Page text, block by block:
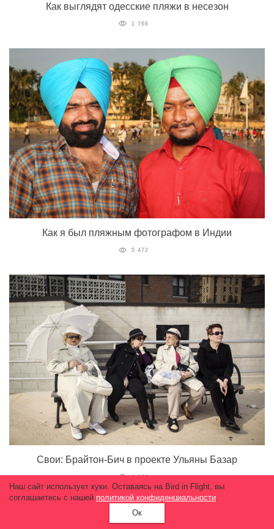
Как выглядят одесские пляжи в несезон
1 766
Как я был пляжным фотографом в Индии
5 472
Свои: Брайтон-Бич в проекте Ульяны Базар
6 086
Наш сайт использует куки. Оставаясь на Bird in Flight, вы
соглашаетесь с нашей политикой конфиденциальности.
Ок